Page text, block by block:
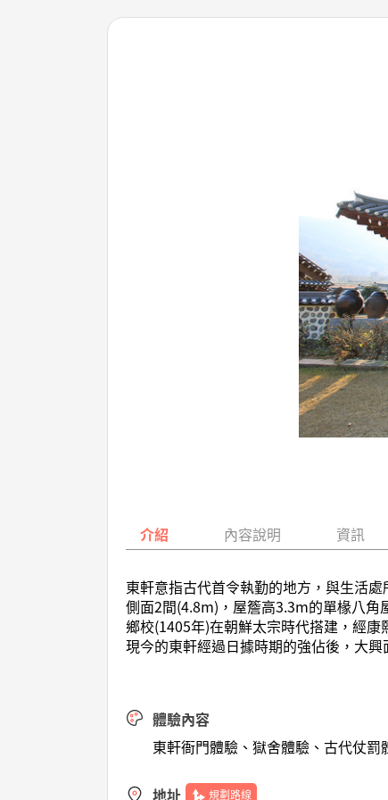
介紹 內容說明 資訊
東軒意指古代首令執勤的地方，與生活
側面2間(4.8m)，屋簷高3.3m的單椽八
鄉校(1405年)在朝鮮太宗時代搭建，經
現今的東軒經過日據時期的強佔後，大
體驗內容
東軒衙門體驗、獄舍體驗、古代仗罰
地址 規劃路線